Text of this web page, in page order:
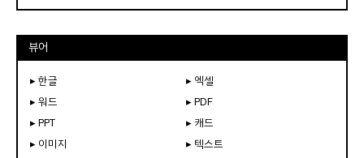
뷰어
▸ 한글
▸ 엑셀
▸ 워드
▸ PDF
▸ PPT
▸ 캐드
▸ 이미지
▸ 텍스트